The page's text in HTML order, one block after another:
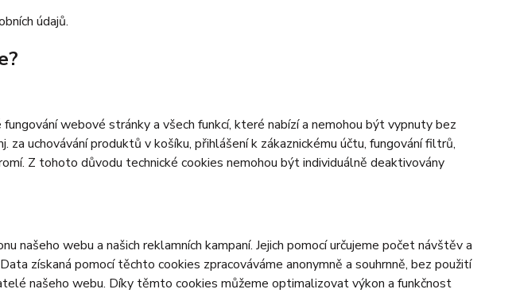
údajů.
webové stránky a všech funkcí, které nabízí a nemohou být vypnuty bez
za uchovávání produktů v košíku, přihlášení k zákaznickému účtu, fungování filtrů,
Z tohoto důvodu technické cookies nemohou být individuálně deaktivovány
našeho webu a našich reklamních kampaní. Jejich pomocí určujeme počet návštěv a
získaná pomocí těchto cookies zpracováváme anonymně a souhrnně, bez použití
našeho webu. Díky těmto cookies můžeme optimalizovat výkon a funkčnost